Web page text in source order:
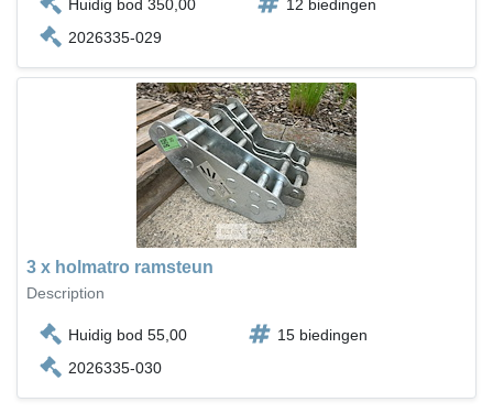
Huidig bod 350,00
12 biedingen
2026335-029
3 x holmatro ramsteun
Description
Huidig bod 55,00
15 biedingen
2026335-030